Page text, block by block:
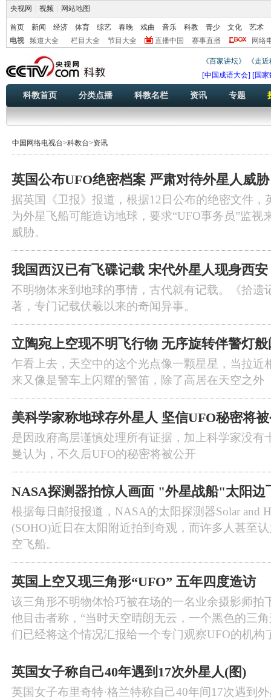
央视网 视频 网站地图
首页 新闻 经济 体育 综艺 春晚 戏曲 音乐 科教 青少 文化
艺术
电视
频道大全 栏目大全 节目大全 直播中国 赛事直播 网络
《百家讲坛》
《走
[中国成语大会] [国家
科教首页 分类点播 科教名栏 资讯 专题
中国网络电视台>科教台>资讯
英国公布UFO绝密档案 严肃对待外星人威胁
据英国《卫报》报道，根据12日公布的绝密文件，
为外星飞船可能造访地球，要求“UFO事务员”监视
威胁。
我国西汉已有飞碟记载 宋代外星人现身西安
不明物体来到地球的事情，古代就有记载。《拾遗
著，专门记载伏羲以来的奇闻异事。
立陶宛上空现不明飞行物 无序旋转伴警灯
乍看上去，天空中的这个光点像一颗星星，当拉近
来又像是警车上闪耀的警笛，除了高居在天空之外
美科学家称地球存外星人 坚信UFO秘密将
是因政府高层谨慎处理所有证据，加上科学家没有
曼认为，不久后UFO的秘密将被公开
NASA探测器拍惊人画面 "外星战船"太阳边
根据每日邮报报道，NASA的太阳探测器Solar and
(SOHO)近日在太阳附近拍到奇观，而许多人甚至
空飞船。
英国上空又现三角形“UFO” 五年四度造访
该三角形不明物体恰巧被在场的一名业余摄影师拍
他目击者称，“当时天空晴朗无云，一个黑色的三
们已经将这个情况汇报给一个专门观察UFO的机构
英国女子称自己40年遇到17次外星人(图)
英国女子布里奇特·格兰特称自己40年间17次遇到